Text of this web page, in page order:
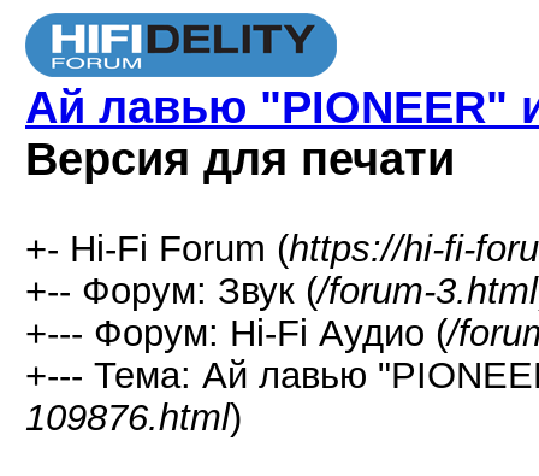
Ай лавью "PIONEER"
Версия для печати
+- Hi-Fi Forum (https://hi-fi-
+-- Форум: Звук (/forum-3.html
+--- Форум: Hi-Fi Аудио (/
+--- Тема: Ай лавью
109876.html)